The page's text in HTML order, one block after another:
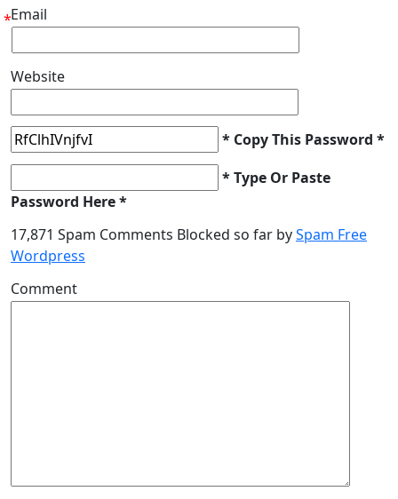
Email
*
Website
* Copy This Password *
* Type Or Paste
Password Here *
17,871 Spam Comments Blocked so far bySpam Free
Wordpress
Comment